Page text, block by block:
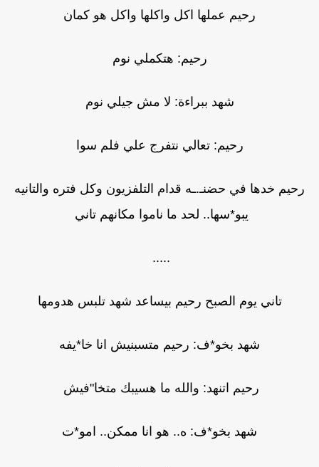
رحيم عملها اكل واكلها واكل هو كمان
رحيم: هتكملي نوم
شهد ببراءة: لا مش جيلي نوم
رحيم: تعالي نتفرج علي فلم سوا
رحيم خدها في حضنـ.ـه قدام التلفزيون وكل فتره والتانيه
يبو*سها.. لحد ما ناموا مكانهم تاني
.....
تاني يوم الصبح رحيم بيساعد شهد تلبس هدومها
شهد بخو*ف: رحيم متسبنيش انا خا*يفه
رحيم اتنهد: والله ما هسيبك متخا"فيش
شهد بخو*ف: ه.. هو انا ممكن.. امو*ت